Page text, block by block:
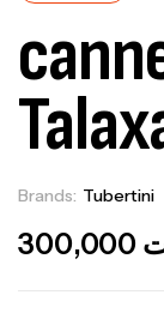
Brands: Tubertini